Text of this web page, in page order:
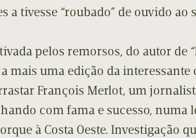
e a BD Fanzineteca Digital
Documentos
Doação de Edições
a tivesse “roubado” de ouvido ao
pelos remorsos, do autor de
mais uma edição da interessante
François Merlot, um
com fama e sucesso, numa
à Costa Oeste. Investigação